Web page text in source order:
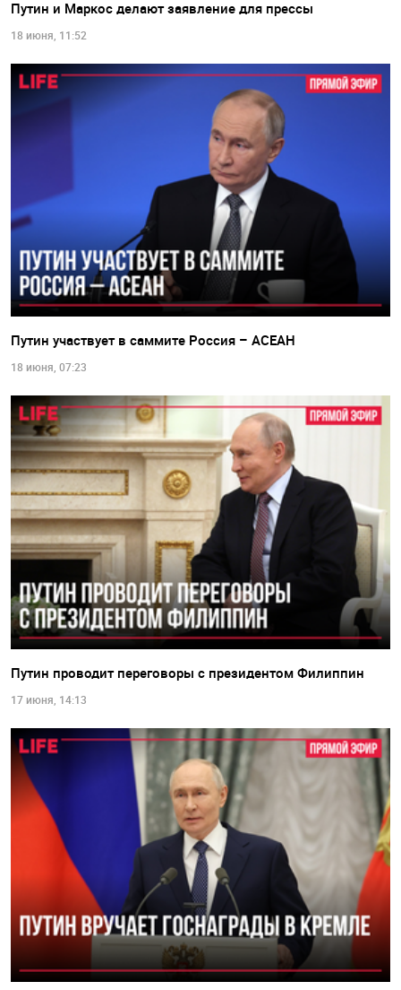
Путин и Маркос делают заявление для прессы
18 июня, 11:52
Путин участвует в саммите Россия – АСЕАН
18 июня, 07:23
Путин проводит переговоры с президентом Филиппин
17 июня, 14:13